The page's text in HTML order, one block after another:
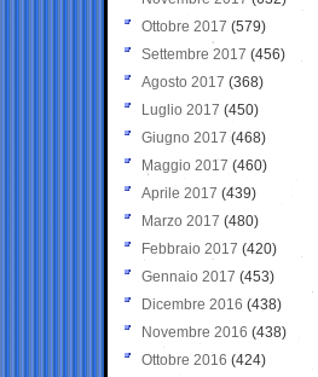
Ottobre 2017 (579)
Settembre 2017 (456)
Agosto 2017 (368)
Luglio 2017 (450)
Giugno 2017 (468)
Maggio 2017 (460)
Aprile 2017 (439)
Marzo 2017 (480)
Febbraio 2017 (420)
Gennaio 2017 (453)
Dicembre 2016 (438)
Novembre 2016 (438)
Ottobre 2016 (424)